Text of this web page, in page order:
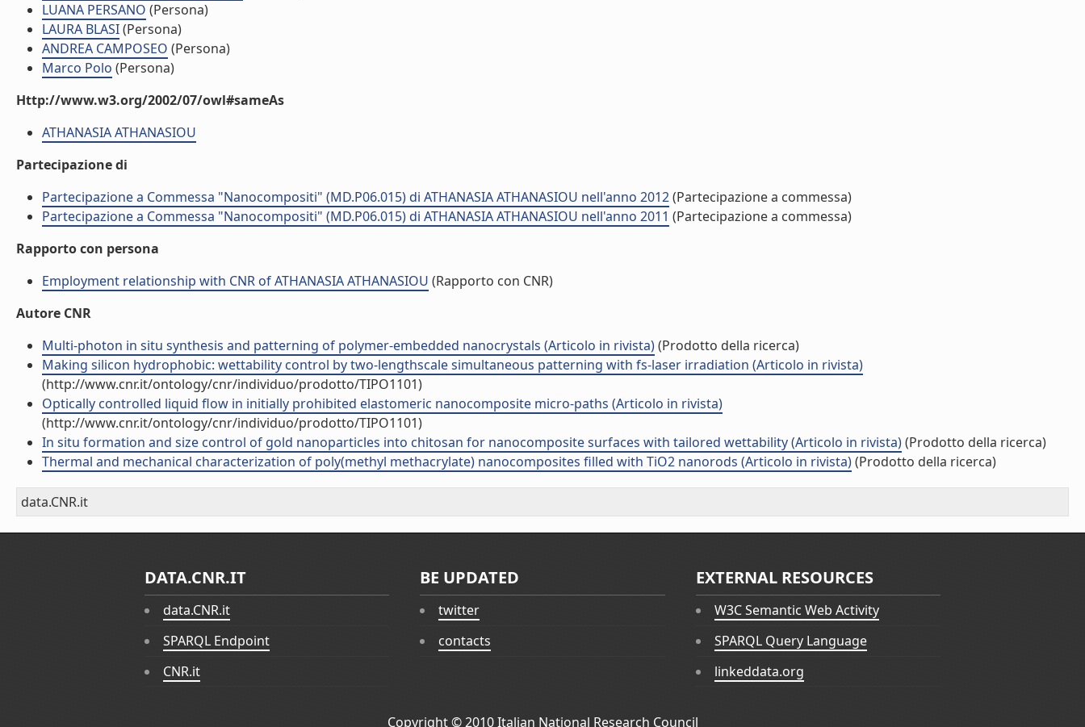
LUANA PERSANO (Persona)
LAURA BLASI(Persona)
ANDREA CAMPOSEO (Persona)
Marco Polo (Persona)
Http://www.w3.org/2002/07/owl#sameAs
ATHANASIA ATHANASIOU
Partecipazione di
Partecipazione a Commessa "Nanocompositi" (MD.P06.015) di ATHANASIA ATHANASIOU nell'anno 2012(Partecipazione a commessa)
Partecipazione a Commessa "Nanocompositi" (MD.P06.015) di ATHANASIA ATHANASIOU nell'anno 2011 (Partecipazione a commessa)
Rapporto con persona
Employment relationship with CNR of ATHANASIA ATHANASIOU (Rapporto con CNR)
Autore CNR
Multi-photon in situ synthesis and patterning of polymer-embedded nanocrystals (Articolo in rivista)(Prodotto della ricerca)
Making silicon hydrophobic: wettability control by two-lengthscale simultaneous patterning with fs-laser irradiation (Articolo in rivista)
(http://www.cnr.it/ontology/cnr/individuo/prodotto/TIPO1101)
Optically controlled liquid flow in initially prohibited elastomeric nanocomposite micro-paths (Articolo in rivista)
(http://www.cnr.it/ontology/cnr/individuo/prodotto/TIPO1101)
In situ formation and size control of gold nanoparticles into chitosan for nanocomposite surfaces with tailored wettability (Articolo in rivista)(Prodotto della ricerca)
Thermal and mechanical characterization of poly(methyl methacrylate) nanocomposites filled with TiO2 nanorods (Articolo in rivista)(Prodotto della ricerca)
data.CNR.it
DATA.CNR.IT
data.CNR.it
SPARQL Endpoint
CNR.it
BE UPDATED
twitter
contacts
EXTERNAL RESOURCES
W3C Semantic Web Activity
SPARQL Query Language
linkeddata.org
Copyright © 2010Italian National Research Council